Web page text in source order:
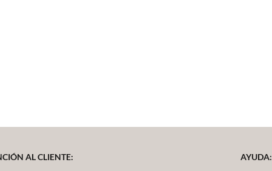
AL CLIENTE:
AYUDA: